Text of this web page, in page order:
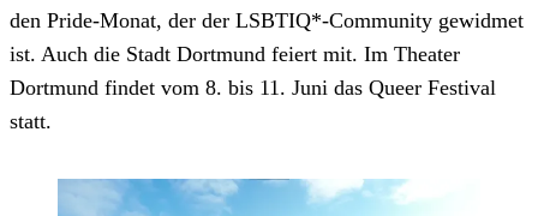
den Pride-Monat, der der LSBTIQ*-Community gewidmet
ist. Auch die Stadt Dortmund feiert mit. Im Theater
Dortmund findet vom 8. bis 11. Juni das Queer Festival
statt.